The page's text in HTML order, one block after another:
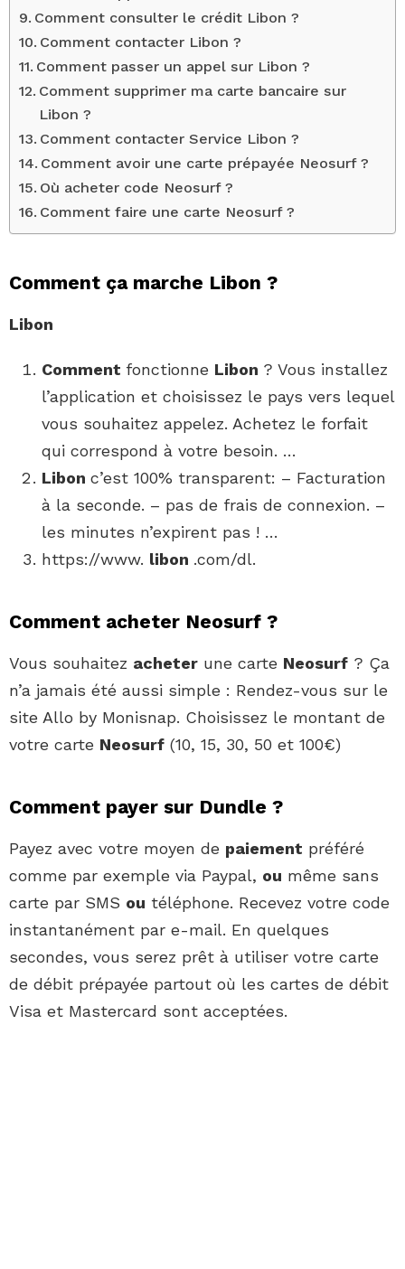
Comment consulter le crédit Libon ?
Comment contacter Libon ?
Comment passer un appel sur Libon ?
Comment supprimer ma carte bancaire sur
Libon ?
Comment contacter Service Libon ?
Comment avoir une carte prépayée Neosurf ?
Où acheter code Neosurf ?
Comment faire une carte Neosurf ?
Comment ça marche Libon ?
Libon
Comment fonctionne Libon ? Vous installez
l’application et choisissez le pays vers lequel
vous souhaitez appelez. Achetez le forfait
qui correspond à votre besoin. …
Libon c’est 100% transparent: – Facturation
à la seconde. – pas de frais de connexion. –
les minutes n’expirent pas ! …
https://www. libon .com/dl.
Comment acheter Neosurf ?
Vous souhaitez acheter une carte Neosurf ? Ça
n’a jamais été aussi simple : Rendez-vous sur le
site Allo by Monisnap. Choisissez le montant de
votre carte Neosurf (10, 15, 30, 50 et 100€)
Comment payer sur Dundle ?
Payez avec votre moyen de paiement préféré
comme par exemple via Paypal, ou même sans
carte par SMS ou téléphone. Recevez votre code
instantanément par e-mail. En quelques
secondes, vous serez prêt à utiliser votre carte
de débit prépayée partout où les cartes de débit
Visa et Mastercard sont acceptées.